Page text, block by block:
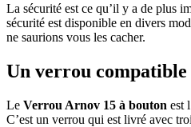
La sécurité est ce qu’il y a de plus
sécurité est disponible en divers
ne saurions vous les cacher.
Un verrou compatible
Le Verrou Arnov 15 à bouton est
C’est un verrou qui est livré avec